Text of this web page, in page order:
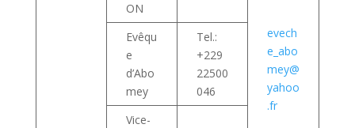
ON
evech
e_abo
mey@
yahoo
.fr
Evêqu
e
d’Abo
mey
Tel.:
+229
22500
046
Vice-